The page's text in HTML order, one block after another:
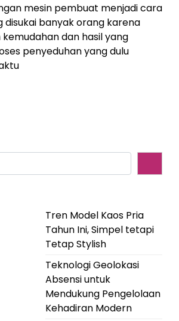
mesin pembuat menjadi cara
disukai banyak orang karena
dan hasil yang
penyeduhan yang dulu
Tren Model Kaos Pria
Tahun Ini, Simpel tetapi
Tetap Stylish
Teknologi Geolokasi
Absensi untuk
Mendukung Pengelolaan
Kehadiran Modern